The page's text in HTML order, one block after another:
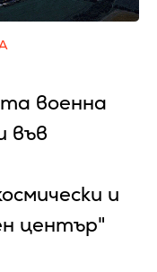
военна
във
и
център"